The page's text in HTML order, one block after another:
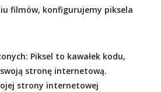
filmów, konfigurujemy piksela
Piksel to kawałek kodu,
stronę internetową.
strony internetowej